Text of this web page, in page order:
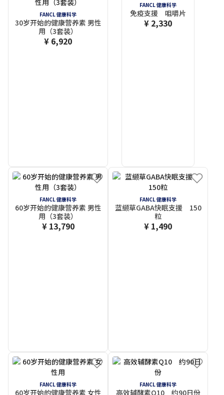
FANCL 健康科学
30岁开始的健康营养素 男性
用（3套装）
¥ 6,920
FANCL 健康科学
免疫支援 咀嚼片
¥ 2,330
FANCL 健康科学
60岁开始的健康营养素 男性
用（3套装）
¥ 13,790
FANCL 健康科学
蓝缬草GABA快眠支援 150
粒
¥ 1,490
FANCL 健康科学
60岁开始的健康营养素 女性
FANCL 健康科学
高效辅酵素Q10 约90日份